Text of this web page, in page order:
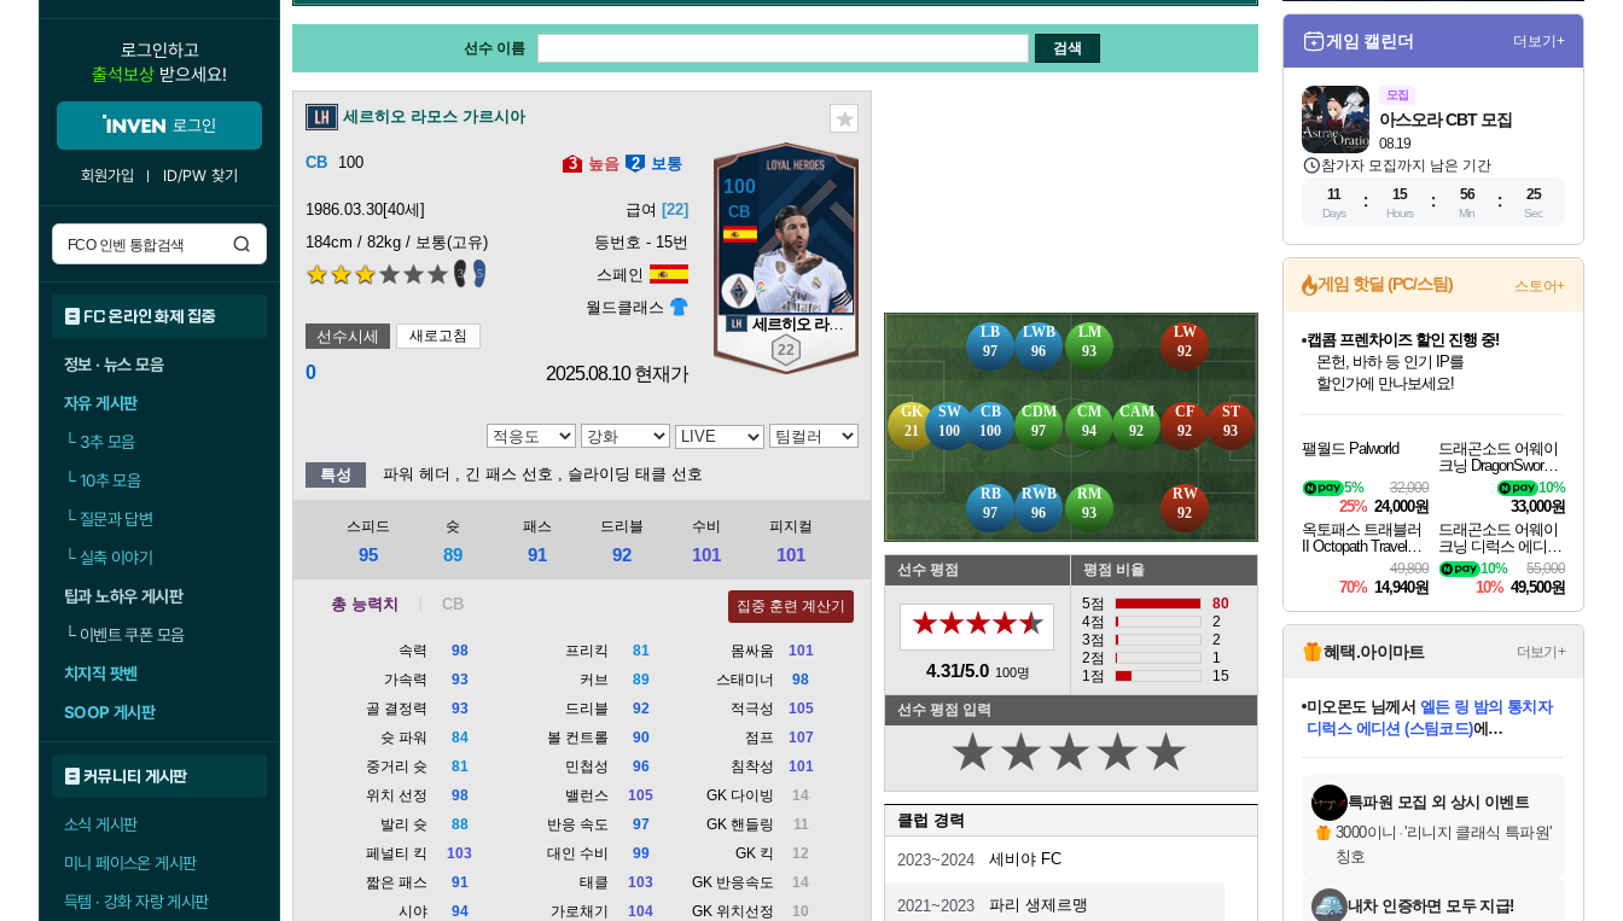
로그인하고
출석보상 받으세요!
로그인
회원가입 ID/PW 찾기
FC 온라인 화제 집중
정보 · 뉴스 모음
자유 게시판
└3추 모음
└10추 모음
└질문과 답변
└실축 이야기
팁과 노하우 게시판
└이벤트 쿠폰 모음
치지직 팟벤
SOOP 게시판
커뮤니티 게시판
소식 게시판
미니 페이스온 게시판
득템 · 강화 자랑 게시판
선수 이름 검색
세르히오 라모스 가르시아
100 3 높음 2 보통
1986.03.30[40세] 급여 [22]
184cm / 82kg / 보통(고유)
등번호 - 15번
3 5
스페인
월드클래스
선수시세
새로고침
0 2025.08.10 현재가
100
세르히오 라모스
22
특성 파워 헤더 , 긴 패스 선호 , 슬라이딩 태클 선호
스피드
95
슛
89
패스
91
드리블
92
수비
101
피지컬
101
총 능력치 집중 훈련 계산기
속력
98
가속력
93
골 결정력
93
슛 파워
84
중거리 슛
81
위치 선정
98
발리 슛
88
페널티 킥
103
짧은 패스
91
시야
94
프리킥
81
커브
89
드리블
92
볼 컨트롤
90
민첩성
96
밸런스
105
반응 속도
97
대인 수비
99
태클
103
가로채기
104
몸싸움
101
스태미너
98
적극성
105
점프
107
침착성
101
GK 다이빙
14
GK 핸들링
11
GK 킥
12
GK 반응속도
14
GK 위치선정
10
GK
21
SW
100
RWB
96
RB
97
CB
100
LB
97
LWB
96
CDM
97
RM
93
CM
94
LM
93
CAM
92
LW
92
CF
92
RW
92
ST
93
선수 평점
★★★★★
4.31/5.0 100명
평점 비율
5점
80
4점
2
3점
2
2점
1
1점
15
선수 평점 입력
★★★★★
클럽 경력
2023~2024 세비야 FC
2021~2023 파리 생제르맹
게임 캘린더 더보기+
모집
08.19
아스오라 CBT 모집
참가자 모집까지 남은 기간
11
Days
15
Hours
56
Min
24
Sec
게임 핫딜 (PC/스팀) 스토어+
최대 90% 할인가를 만나보세요!
네이버혜택과 함께 만나보세요!
50%할인&추가 적립까지!
네이버 포인트 혜택까지!
이니&베니 혜택까지!
네이버 혜택가와 함께 예약하세요!
할인&네이버혜택으로 만나보세요!
네이버페이 혜택과 만나보세요!
40주년 프로모션으로 만나보세요!
캡콤 프렌차이즈 할인 진행 중!
몬헌, 바하 등 인기 IP를
할인가에 만나보세요!
일부 에디션 상시 할인!
혜택으로 예약 판매 중
편안하게 충전하세요
팰월드 Palworld
32,000
5%
25% 24,000원
드래곤소드 어웨이
크닝 DragonSword A
10%
33,000원
옥토패스 트래블러
II Octopath Traveler I
49,800
70% 14,940원
드래곤소드 어웨이
크닝 디럭스 에디션
DragonSword Awake
ning Deluxe Edition
55,000
10%
10% 49,500원
혜택.아이마트 더보기+
교환.
당첨되셨습니다.
당첨되셨습니다.
당첨되셨습니다.
미오몬도님께서 엘든 링 밤의 통치자
디럭스 에디션 (스팀코드)에
당첨되셨습니다.
당첨되셨습니다.
당첨되셨습니다.
에디션 (스팀코드)를 교환.
당첨되셨습니다.
특파원 모집 외 상시 이벤트
3000이니 ·'리니지 클래식 특파원'
칭호
내차 인증하면 모두 지급!